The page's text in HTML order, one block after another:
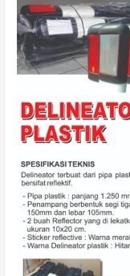
Cat
Marka
Kalimantan
TKDN
Katalog,
Distributor
Sulawesi